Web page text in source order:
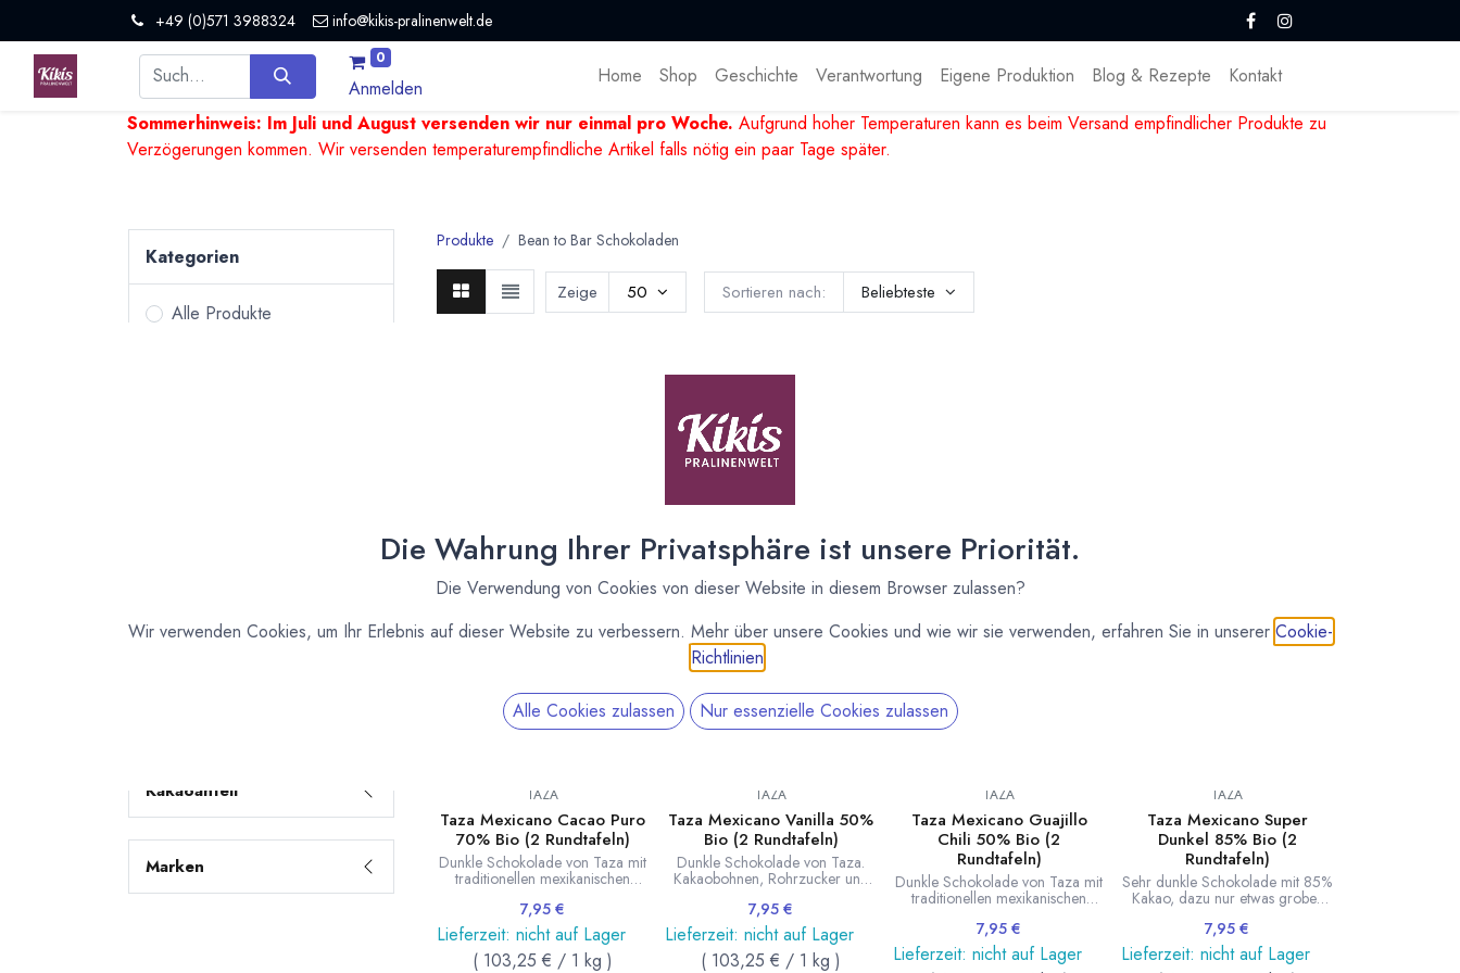
+49 (0)571 3988324 info@kikis-pralinenwelt.de
0
Anmelden
Home Shop Geschichte Verantwortung Eigene Produktion Blog & Rezepte
Kontakt
Sommerhinweis: Im Juli und August versenden wir nur einmal pro Woche. Aufgrund hoher Temperaturen kann es beim Versand empfindlicher Produkte zu
Verzögerungen kommen. Wir versenden temperaturempfindliche Artikel falls nötig ein paar Tage später.
Kategorien
Alle Produkte
Verpackungen
Kakaoanteil
Marken
Produkte Bean to Bar Schokoladen
Sortieren nach: Beliebteste
Zeige 50
„Bean to Bar“ beschreibt Schokoladen, die von der Kakaobohne bis zur fertigen Tafeln, nur von einem Hersteller
komplett selbst hergestellt werden. Ein besonderer Aufwand, der nur von wenigen Chocolatiers auf sich genommen wird
um ganz besondere Schokoladen zu kreieren. Hier findet du Bean to Bar Tafeln unserer eigenen Manufaktur KikI's
TAZA
Taza Mexicano Cacao Puro
70% Bio (2 Rundtafeln)
Dunkle Schokolade von Taza mit
traditionellen mexikanischen
grobe Textur unterstreich den
kräftigen Geschmack. 2
Rundtafeln. Inhalt 77g. Auch sehr
gut als Trinkschokolade.
7,95 €
Lieferzeit: nicht auf Lager
( 103,25 € / 1 kg )
TAZA
Taza Mexicano Vanilla 50%
Bio (2 Rundtafeln)
Dunkle Schokolade von Taza.
Kakaobohnen, Rohrzucker und
werden mit traditionellen
mexikanischen Granitmühlsteinen
gemahlen. Mit leicht grobe
Strucktur. 2 Rundtafeln. Inhalt 77g.
7,95 €
Lieferzeit: nicht auf Lager
( 103,25 € / 1 kg )
TAZA
Taza Mexicano Guajillo
Chili 50% Bio (2
Rundtafeln)
Dunkle Schokolade von Taza mit
traditionellen mexikanischen
Fein abgestimmt mit wärmendem
Guajillo Chili. Lecker mild und
ausgewogen. 2 Rundtafeln. Inhalt
7,95 €
Lieferzeit: nicht auf Lager
TAZA
Taza Mexicano Super
Dunkel 85% Bio (2
Rundtafeln)
Sehr dunkle Schokolade mit 85%
Kakao, dazu nur etwas grober
mit traditionellen mexikanischen
Granitmühlsteinen gemahlen. Die
grobe Textur unterstreich den
7,95 €
Lieferzeit: nicht auf Lager
Die Wahrung Ihrer Privatsphäre ist unsere Priorität.
Die Verwendung von Cookies von dieser Website in diesem Browser zulassen?
Wir verwenden Cookies, um Ihr Erlebnis auf dieser Website zu verbessern. Mehr über unsere Cookies und wie wir sie verwenden, erfahren Sie in unserer Cookie-
Richtlinien
Alle Cookies zulassen Nur essenzielle Cookies zulassen